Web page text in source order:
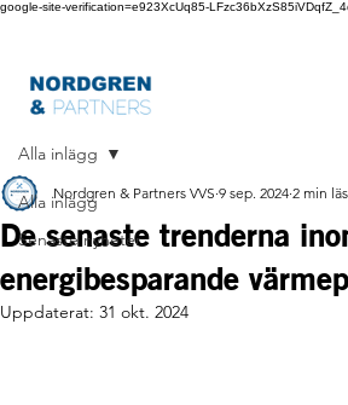
google-site-verification=e923XcUq85-
Alla inlägg
Senaste nyheter
Alla inlägg
De senaste trenderna
energibesparande
Nordgren & Partners VVS 9 sep. 2024 2 min
Uppdaterat: 31 okt. 2024